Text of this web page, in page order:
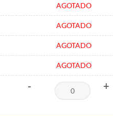
AGOTADO
AGOTADO
AGOTADO
AGOTADO
- +